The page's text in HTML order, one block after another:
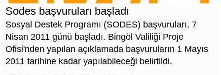
Sodes başvuruları başladı
Sosyal Destek Programı (SODES) başvuruları, 7
Nisan 2011 günü başladı. Bingöl Valiliği Proje
Ofisi'nden yapılan açıklamada başvuruların 1 Mayıs
2011 tarihine kadar yapılabileceği belirtildi.